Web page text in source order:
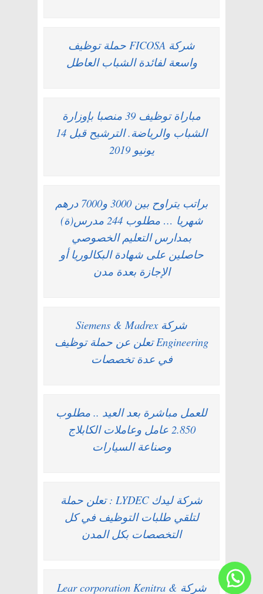
شركة FICOSA حملة توظيف
واسعة لفائدة الشباب العاطل
مباراة توظيف 39 منصبا بإوزارة
الشباب والرياضة. الترشيح قبل 14
يونيو 2019
براتب يتراوح بين 3000 و7000 درهم
شهريا … مطلوب 244 مدرس(ة)
بمدارس التعليم الخصوصي
حاصلين على شهادة البكالوريا أو
الإجازة بعدة مدن
شركة Siemens & Madrex
Engineering تعلن عن حملة توظيف
في عدة تخصصات
للعمل مباشرة بعد العيد .. مطلوب
2.850 عامل وعاملات الكابلاج
وصناعة السيارات
شركة ليدك LYDEC : تعلن حملة
لتلقي طلبات التوظيف في كل
التخصصات بكل المدن
شركة Lear corporation Kenitra &